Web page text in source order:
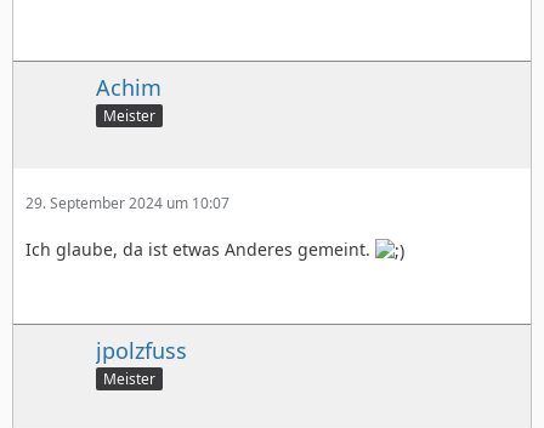
Achim
Meister
29. September 2024 um 10:07
Ich glaube, da ist etwas Anderes gemeint.
jpolzfuss
Meister